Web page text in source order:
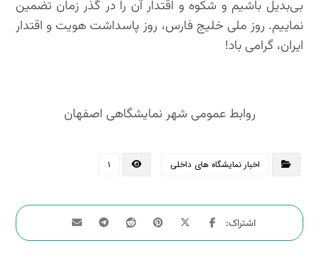
بی‌بدیل باشیم و شکوه و اقتدار آن را در گذر زمان تضمین
نماییم. روز ملی خلیج فارس، روز پاسداشت هویت و اقتدار
ایران، گرامی باد!
روابط عمومی شهر نمایشگاهی اصفهان
اخبار نمایشگاه های داخلی ۱